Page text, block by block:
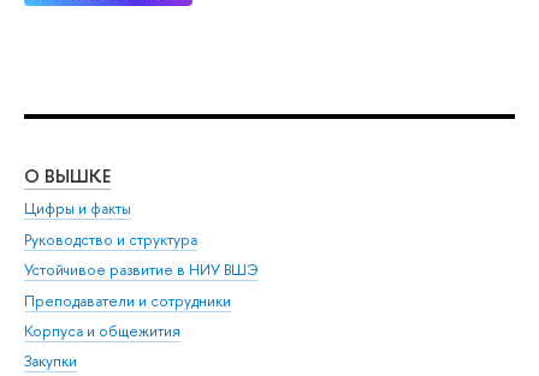
О ВЫШКЕ
Цифры и факты
Руководство и структура
Устойчивое развитие в НИУ ВШЭ
Преподаватели и сотрудники
Корпуса и общежития
Закупки